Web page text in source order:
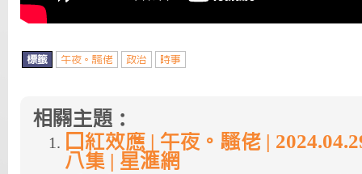
標籤 午夜。騷佬 政治 時事
相關主題：
口紅效應 | 午夜。騷佬 |
八集 | 星滙網